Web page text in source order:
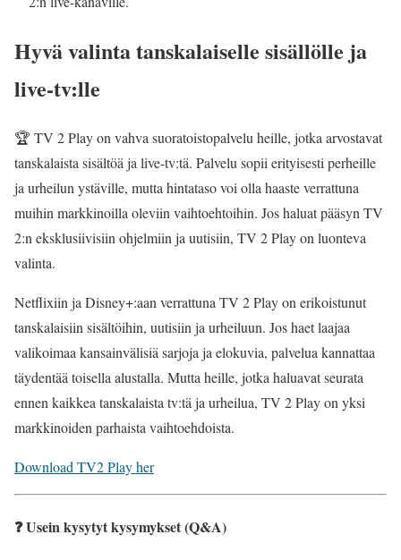
Hyvä valinta tanskalaiselle sisällölle ja
live-tv:lle
🏆 TV 2 Play on vahva suoratoistopalvelu heille, jotka arvostavat
tanskalaista sisältöä ja live-tv:tä. Palvelu sopii erityisesti perheille
ja urheilun ystäville, mutta hintataso voi olla haaste verrattuna
muihin markkinoilla oleviin vaihtoehtoihin. Jos haluat pääsyn TV
2:n eksklusiivisiin ohjelmiin ja uutisiin, TV 2 Play on luonteva
valinta.
Netflixiin ja Disney+:aan verrattuna TV 2 Play on erikoistunut
tanskalaisiin sisältöihin, uutisiin ja urheiluun. Jos haet laajaa
valikoimaa kansainvälisiä sarjoja ja elokuvia, palvelua kannattaa
täydentää toisella alustalla. Mutta heille, jotka haluavat seurata
ennen kaikkea tanskalaista tv:tä ja urheilua, TV 2 Play on yksi
markkinoiden parhaista vaihtoehdoista.
Download TV2 Play her
❓ Usein kysytyt kysymykset (Q&A)